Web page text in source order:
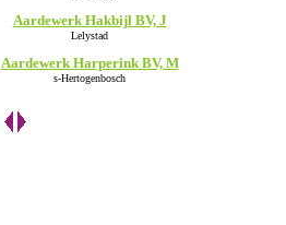
Aardewerk Hakbijl BV, J
Lelystad
Aardewerk Harperink BV, M
s-Hertogenbosch